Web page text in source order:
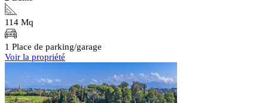
114 Mq
1 Place de parking/garage
Voir la propriété